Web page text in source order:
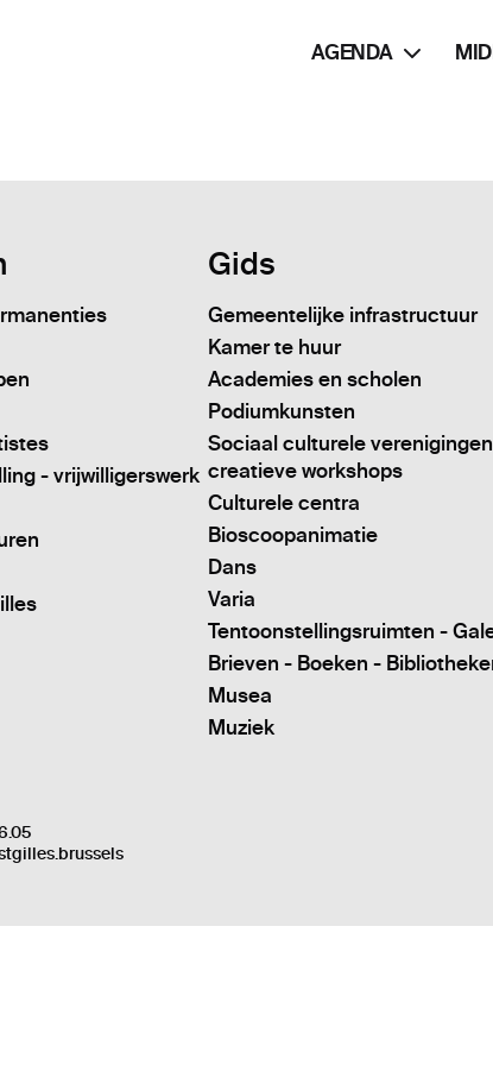
AGENDA
- vrijwilligerswerk
Gids
Gemeentelijke infrastructuur
Kamer te huur
Academies en scholen
Podiumkunsten
Sociaal culturele
creatieve workshops
Culturele centra
Bioscoopanimatie
Dans
Varia
Tentoonstellingsruimten -
Brieven - Boeken -
Musea
Muziek